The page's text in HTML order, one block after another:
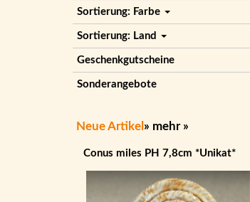
Sortierung: Farbe
Sortierung: Land
Geschenkgutscheine
Sonderangebote
Neue Artikel » mehr »
Conus miles PH 7,8cm *Unikat*